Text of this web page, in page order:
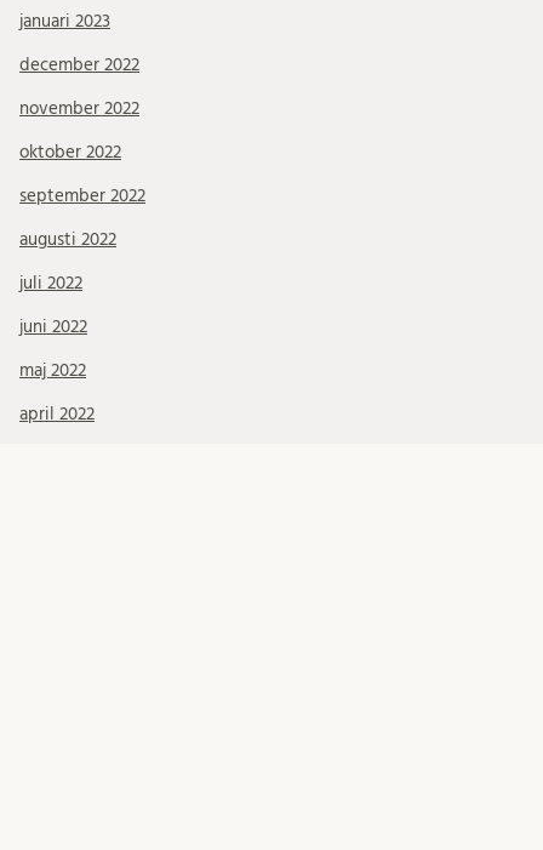
januari 2023
december 2022
november 2022
oktober 2022
september 2022
augusti 2022
juli 2022
juni 2022
maj 2022
april 2022